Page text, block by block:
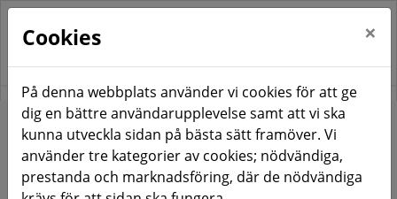
Start
Nyhetsarkiv
Håll lägenheten sval i sommar
Cookies ×
På denna webbplats använder vi cookies för att ge
dig en bättre användarupplevelse samt att vi ska
kunna utveckla sidan på bästa sätt framöver. Vi
använder tre kategorier av cookies; nödvändiga,
prestanda och marknadsföring, där de nödvändiga